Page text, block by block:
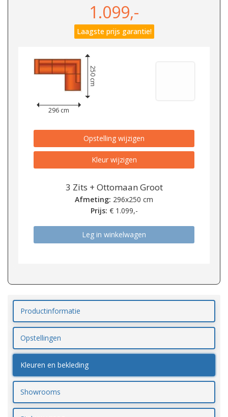
1.099,-
Laagste prijs garantie!
296 cm
250 cm
Opstelling wijzigen
Kleur wijzigen
3 Zits + Ottomaan Groot
Afmeting: 296x250 cm
Prijs: € 1.099,-
Leg in winkelwagen
Productinformatie
Opstellingen
Kleuren en bekleding
Showrooms